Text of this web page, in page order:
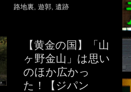
路地裏 遊郭, 遺跡
【黄金の国】「山
ヶ野金山」は思い
のほか広かっ
た！【ジパン